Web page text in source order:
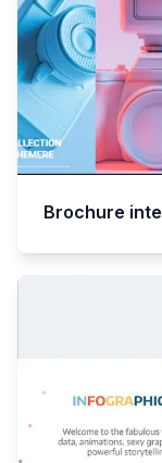
Brochure